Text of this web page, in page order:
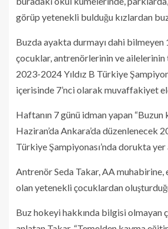
görüp yetenekli bulduğu kızlardan
Buzda ayakta durmayı dahi bilmeyen
çocuklar, antrenörlerinin ve ailelerinin
2023-2024 Yıldız B Türkiye
içerisinde 7’nci olarak muvaffakiyet
Haftanın 7 günü idman yapan “Buzun
Haziran’da Ankara’da düzenlenecek
Türkiye Şampiyonası’nda dorukta
Antrenör Seda Takar, AA muhabirine,
olan yetenekli çocuklardan
Buz hokeyi hakkında bilgisi olmayan